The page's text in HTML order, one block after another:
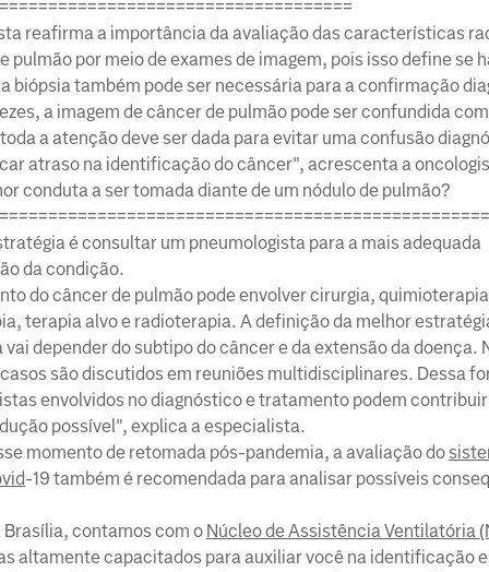
reafirma a importância da avaliação das características
pulmão por meio de exames de imagem, pois isso define se
biópsia também pode ser necessária para a confirmação
a imagem de câncer de pulmão pode ser confundida
a atenção deve ser dada para evitar uma confusão
atraso na identificação do câncer", acrescenta a
conduta a ser tomada diante de um nódulo de pulmão?
é consultar um pneumologista para a mais adequada
da condição.
do câncer de pulmão pode envolver cirurgia,
terapia alvo e radioterapia. A definição da melhor
depender do subtipo do câncer e da extensão da doença.
são discutidos em reuniões multidisciplinares. Dessa
envolvidos no diagnóstico e tratamento podem
possível", explica a especialista.
momento de retomada pós-pandemia, a avaliação do
-19 também é recomendada para analisar possíveis
Brasília, contamos com o Núcleo de Assistência Ventilatória
altamente capacitados para auxiliar você na identificação